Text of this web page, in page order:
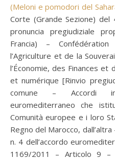
(Meloni e pomodori del
Corte (Grande Sezione)
pronuncia pregiudiziale
Francia) –
l’Agriculture et de la
l’Économie, des Finances
et numérique [Rinvio
comune – Accordi
euromediterraneo che
Comunità europee e i loro
Regno del Marocco,
n. 4 dell’accordo
1169/2011 – Articolo 9